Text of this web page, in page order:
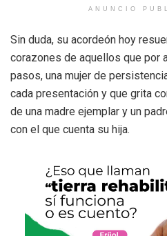
ANUNCIO
Sin duda, su acordeón hoy
corazones de aquellos que por
pasos, una mujer de
cada presentación y que grita
de una madre ejemplar y un
con el que cuenta su hija.